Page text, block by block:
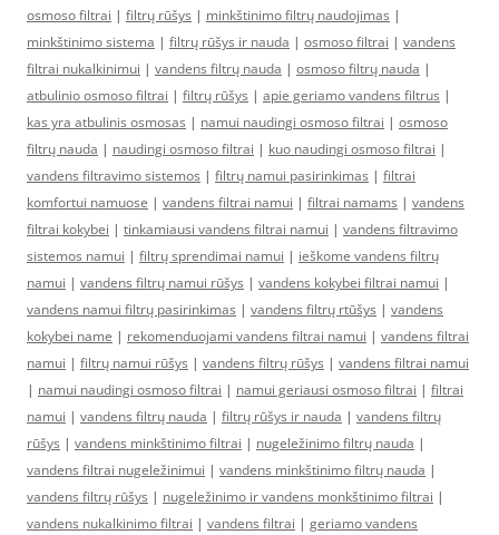
osmoso filtrai | filtrų rūšys | minkštinimo filtrų naudojimas |
minkštinimo sistema | filtrų rūšys ir nauda | osmoso filtrai | vandens
filtrai nukalkinimui | vandens filtrų nauda | osmoso filtrų nauda |
atbulinio osmoso filtrai | filtrų rūšys | apie geriamo vandens filtrus |
kas yra atbulinis osmosas | namui naudingi osmoso filtrai | osmoso
filtrų nauda | naudingi osmoso filtrai | kuo naudingi osmoso filtrai |
vandens filtravimo sistemos | filtrų namui pasirinkimas | filtrai
komfortui namuose | vandens filtrai namui | filtrai namams | vandens
filtrai kokybei | tinkamiausi vandens filtrai namui | vandens filtravimo
sistemos namui | filtrų sprendimai namui | ieškome vandens filtrų
namui | vandens filtrų namui rūšys | vandens kokybei filtrai namui |
vandens namui filtrų pasirinkimas | vandens filtrų rtūšys | vandens
kokybei name | rekomenduojami vandens filtrai namui | vandens filtrai
namui | filtrų namui rūšys | vandens filtrų rūšys | vandens filtrai namui
| namui naudingi osmoso filtrai | namui geriausi osmoso filtrai | filtrai
namui | vandens filtrų nauda | filtrų rūšys ir nauda | vandens filtrų
rūšys | vandens minkštinimo filtrai | nugeležinimo filtrų nauda |
vandens filtrai nugeležinimui | vandens minkštinimo filtrų nauda |
vandens filtrų rūšys | nugeležinimo ir vandens monkštinimo filtrai |
vandens nukalkinimo filtrai | vandens filtrai | geriamo vandens